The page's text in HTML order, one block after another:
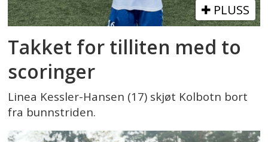
PLUSS
Takket for tilliten med to
scoringer
Linea Kessler-Hansen (17) skjøt Kolbotn bort
fra bunnstriden.